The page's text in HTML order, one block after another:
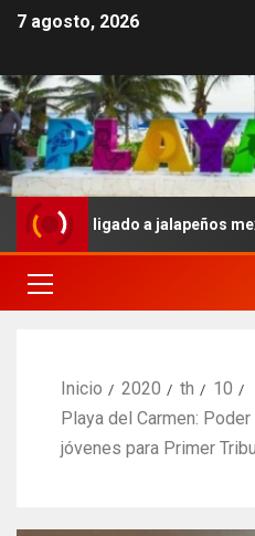
7 agosto, 2026
ligado a jalapeños
Inicio 2020 th
10
Playa del Carmen:
jóvenes para Primer